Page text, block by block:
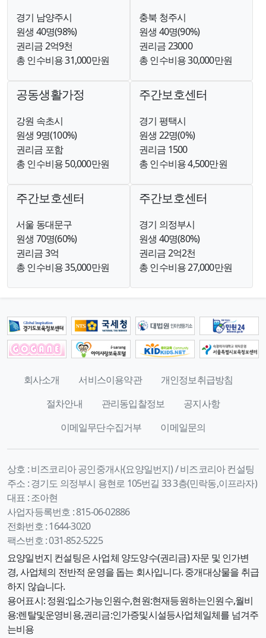
경기 남양주시
원생 40명(98%)
권리금 2억9천
총 인수비용 31,000만원
충북 청주시
원생 40명(90%)
권리금 23000
총 인수비용 30,000만원
공동생활가정
강원 속초시
원생 9명(100%)
권리금 포함
총 인수비용 50,000만원
주간보호센터
경기 평택시
원생 22명(0%)
권리금 1500
총 인수비용 4,500만원
주간보호센터
서울 동대문구
원생 70명(60%)
권리금 3억
총 인수비용 35,000만원
주간보호센터
경기 의정부시
원생 40명(80%)
권리금 2억2천
총 인수비용 27,000만원
회사소개 서비스이용약관
개인정보취급방침
절차안내
관리동입찰정보
공지사항
이메일무단수집거부
이메일문의
상호 :비즈코리아 공인중개사(요양일번지) / 비즈코리아 컨설팅
주소 :경기도 의정부시 용현로 105번길 33 3층(민락동,이프라자)
대표 :조아현
사업자등록번호 :815-06-02886
전화번호 :1644-3020
팩스번호 :031-852-5225
요양일번지 컨설팅은 사업체 양도양수(권리금) 자문 및 인가변
경, 사업체의 전반적 운영을 돕는 회사입니다. 중개대상물을 취급
하지 않습니다.
용어표시: 정원:입소가능인원수,현원:현재등원하는인원수,월비
용:렌탈및운영비용,권리금:인가증및시설등사업체일체를 넘겨주
는비용